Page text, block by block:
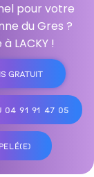
pour votre
du Gres ?
LACKY !
GRATUIT
04 91 91 47 05